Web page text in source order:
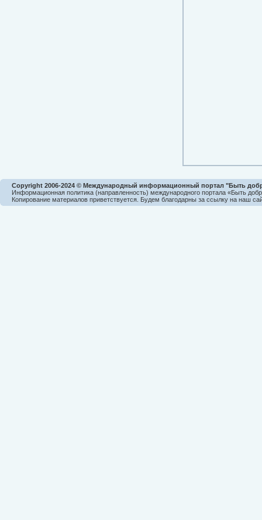
Copyright 2006-2024 © Международный информационный портал "Быть
Информационная политика (направленность) международного портала «Быть
Копирование материалов приветствуется. Будем благодарны за ссылку на наш